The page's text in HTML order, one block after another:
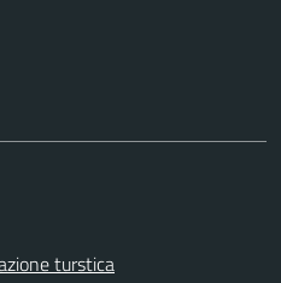
turstica